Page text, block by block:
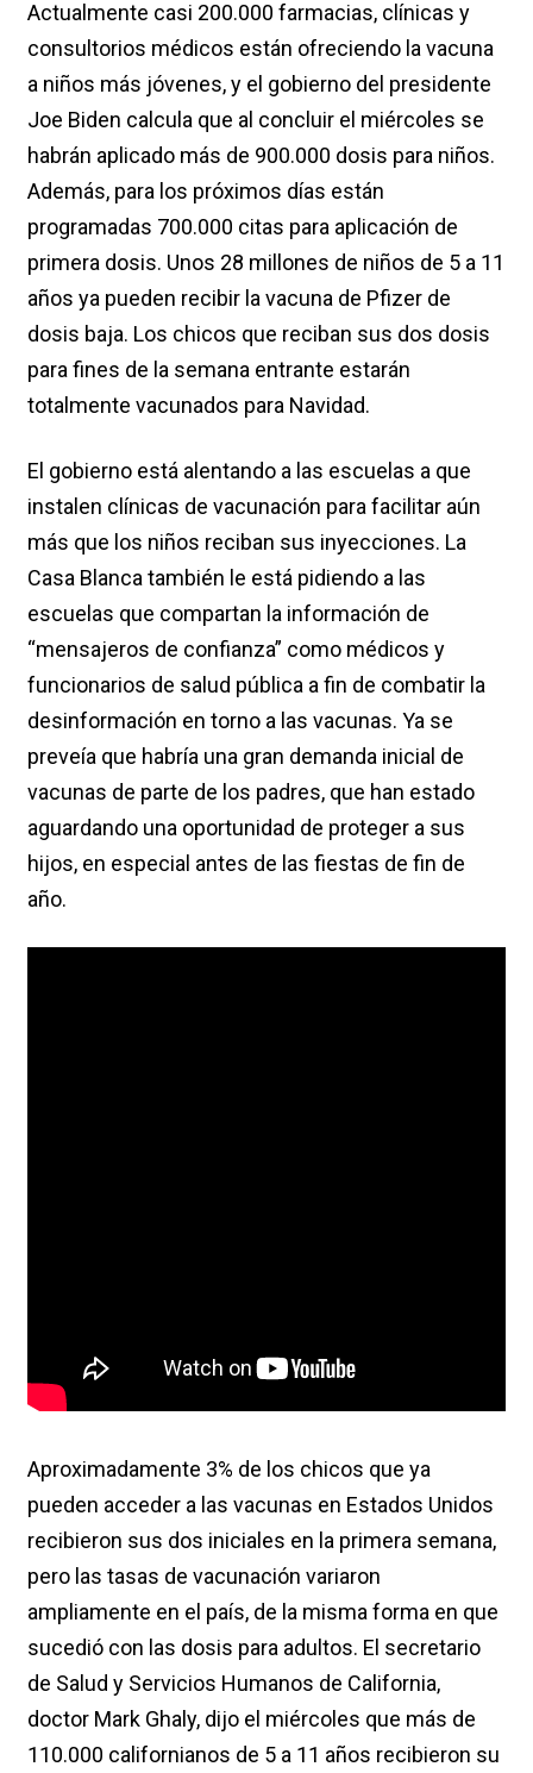
Actualmente casi 200.000 farmacias, clínicas y
consultorios médicos están ofreciendo la vacuna
a niños más jóvenes, y el gobierno del presidente
Joe Biden calcula que al concluir el miércoles se
habrán aplicado más de 900.000 dosis para niños.
Además, para los próximos días están
programadas 700.000 citas para aplicación de
primera dosis. Unos 28 millones de niños de 5 a 11
años ya pueden recibir la vacuna de Pfizer de
dosis baja. Los chicos que reciban sus dos dosis
para fines de la semana entrante estarán
totalmente vacunados para Navidad.
El gobierno está alentando a las escuelas a que
instalen clínicas de vacunación para facilitar aún
más que los niños reciban sus inyecciones. La
Casa Blanca también le está pidiendo a las
escuelas que compartan la información de
“mensajeros de confianza” como médicos y
funcionarios de salud pública a fin de combatir la
desinformación en torno a las vacunas. Ya se
preveía que habría una gran demanda inicial de
vacunas de parte de los padres, que han estado
aguardando una oportunidad de proteger a sus
hijos, en especial antes de las fiestas de fin de
año.
Aproximadamente 3% de los chicos que ya
pueden acceder a las vacunas en Estados Unidos
recibieron sus dos iniciales en la primera semana,
pero las tasas de vacunación variaron
ampliamente en el país, de la misma forma en que
sucedió con las dosis para adultos. El secretario
de Salud y Servicios Humanos de California,
doctor Mark Ghaly, dijo el miércoles que más de
110.000 californianos de 5 a 11 años recibieron su